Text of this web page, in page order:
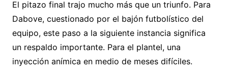
El pitazo final trajo mucho más que un triunfo. Para
Dabove, cuestionado por el bajón futbolístico del
equipo, este paso a la siguiente instancia significa
un respaldo importante. Para el plantel, una
inyección anímica en medio de meses difíciles.